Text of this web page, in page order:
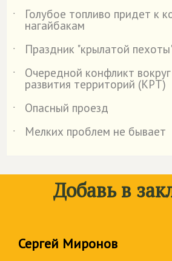
˙ Голубое топливо придет к
нагайбакам
˙
Праздник "крылатой
˙
Очередной конфликт
развития территорий (КРТ)
˙
Опасный проезд
˙
Мелких проблем не бывает
Добавь в
Сергей Миронов